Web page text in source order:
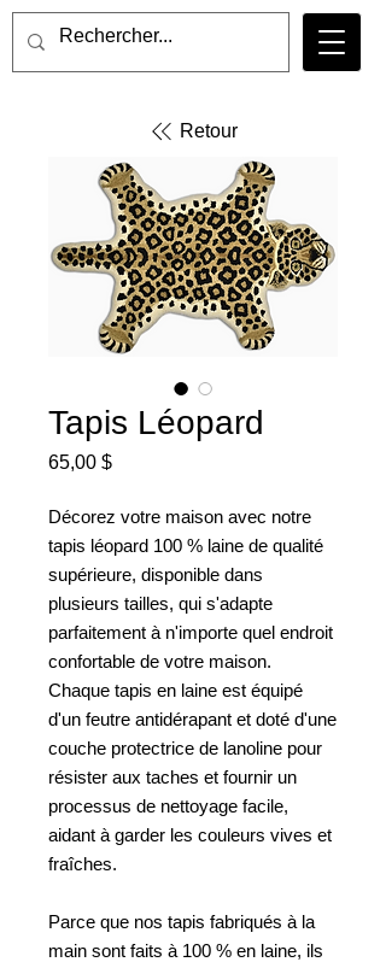
Retour
Tapis Léopard
65,00 $Prix
Décorez votre maison avec notre
tapis léopard 100 % laine de qualité
supérieure, disponible dans
plusieurs tailles, qui s'adapte
parfaitement à n'importe quel endroit
confortable de votre maison.
Chaque tapis en laine est équipé
d'un feutre antidérapant et doté d'une
couche protectrice de lanoline pour
résister aux taches et fournir un
processus de nettoyage facile,
aidant à garder les couleurs vives et
fraîches.
Parce que nos tapis fabriqués à la
main sont faits à 100 % en laine, ils